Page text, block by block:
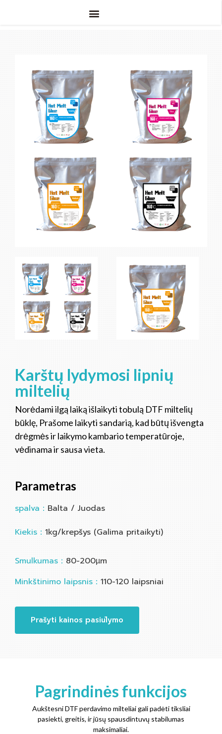
Karštų lydymosi lipnių
miltelių
Norėdami ilgą laiką išlaikyti tobulą DTF miltelių
būklę, Prašome laikyti sandarią, kad būtų išvengta
drėgmės ir laikymo kambario temperatūroje,
vėdinama ir sausa vieta.
Parametras
spalva： Balta / Juodas
Kiekis： 1kg/krepšys (Galima pritaikyti)
Smulkumas： 80-200µm
Minkštinimo laipsnis： 110-120 laipsniai
Prašyti kainos pasiūlymo
Pagrindinės funkcijos
Aukštesni DTF perdavimo milteliai gali padėti tiksliai
pasiekti, greitis, ir jūsų spausdintuvų stabilumas
maksimaliai.